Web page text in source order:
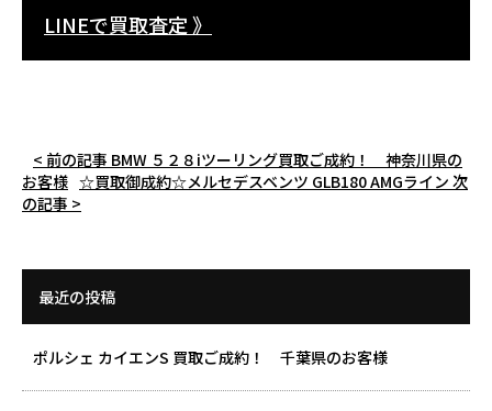
LINEで買取査定 》
< 前の記事 BMW ５２８iツーリング買取ご成約！ 神奈川県の
お客様 ☆買取御成約☆メルセデスベンツ GLB180 AMGライン 次
の記事 >
最近の投稿
ポルシェ カイエンS 買取ご成約！ 千葉県のお客様